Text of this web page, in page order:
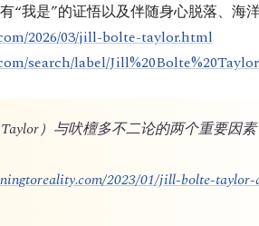
“我是”的证悟以及伴随身心脱落、海
2026/03/jill-bolte-taylor.html
search/label/Jill%20Bolte%20Taylor
）与吠檀多不二论的两个重要因素
2023/01/jill-bolte-